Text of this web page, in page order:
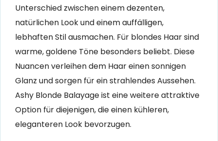
Unterschied zwischen einem dezenten,
natürlichen Look und einem auffälligen,
lebhaften Stil ausmachen. Für blondes Haar sind
warme, goldene Töne besonders beliebt. Diese
Nuancen verleihen dem Haar einen sonnigen
Glanz und sorgen für ein strahlendes Aussehen.
Ashy Blonde Balayage ist eine weitere attraktive
Option für diejenigen, die einen kühleren,
eleganteren Look bevorzugen.